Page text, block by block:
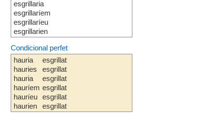
esgrillaria
esgrillaríem
esgrillaríeu
esgrillarien
Condicional perfet
hauria
hauries
hauria
hauríem
hauríeu
haurien
esgrillat
esgrillat
esgrillat
esgrillat
esgrillat
esgrillat